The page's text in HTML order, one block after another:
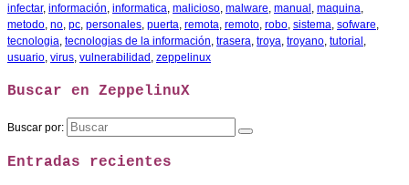
infectar, información, informatica, malicioso, malware, manual , maquina,
metodo, no, pc, personales, puerta, remota, remoto, robo, sistema, sofware,
tecnologia, tecnologias de la información, trasera, troya, troyano, tutorial ,
usuario, virus, vulnerabilidad , zeppelinux
Buscar en ZeppelinuX
Buscar por:
Entradas recientes